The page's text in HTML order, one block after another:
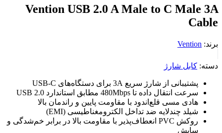
Vention USB 2.0 A Male to C Male 3A
Cable
برند: Vention
دسته: کابل شارژ
پشتیبانی از شارژ سریع 3A برای دستگاه‌های USB-C
سرعت انتقال داده تا 480Mbps مطابق استاندارد USB 2.0
هادی مسی قلع‌اندود با مقاومت پایین و راندمان بالا
شیلد چندلایه ضد تداخل الکترومغناطیسی (EMI)
روکش PVC انعطاف‌پذیر با مقاومت بالا در برابر خم‌شدگی و
سایش